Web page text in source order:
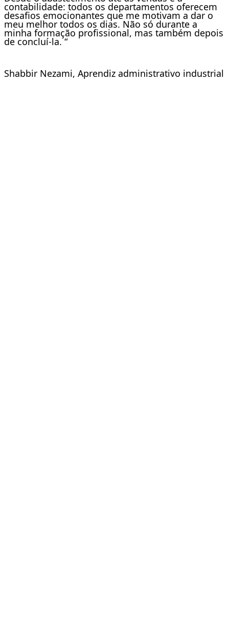
contabilidade: todos os departamentos oferecem
desafios emocionantes que me motivam a dar o
meu melhor todos os dias. Não só durante a
minha formação profissional, mas também depois
de concluí-la. “
Shabbir Nezami, Aprendiz administrativo industrial